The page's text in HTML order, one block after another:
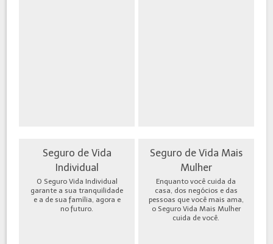
Seguro de Vida
Individual
O Seguro Vida Individual
garante a sua tranquilidade
e a de sua família, agora e
no futuro.
Seguro de Vida Mais
Mulher
Enquanto você cuida da
casa, dos negócios e das
pessoas que você mais ama,
o Seguro Vida Mais Mulher
cuida de você.